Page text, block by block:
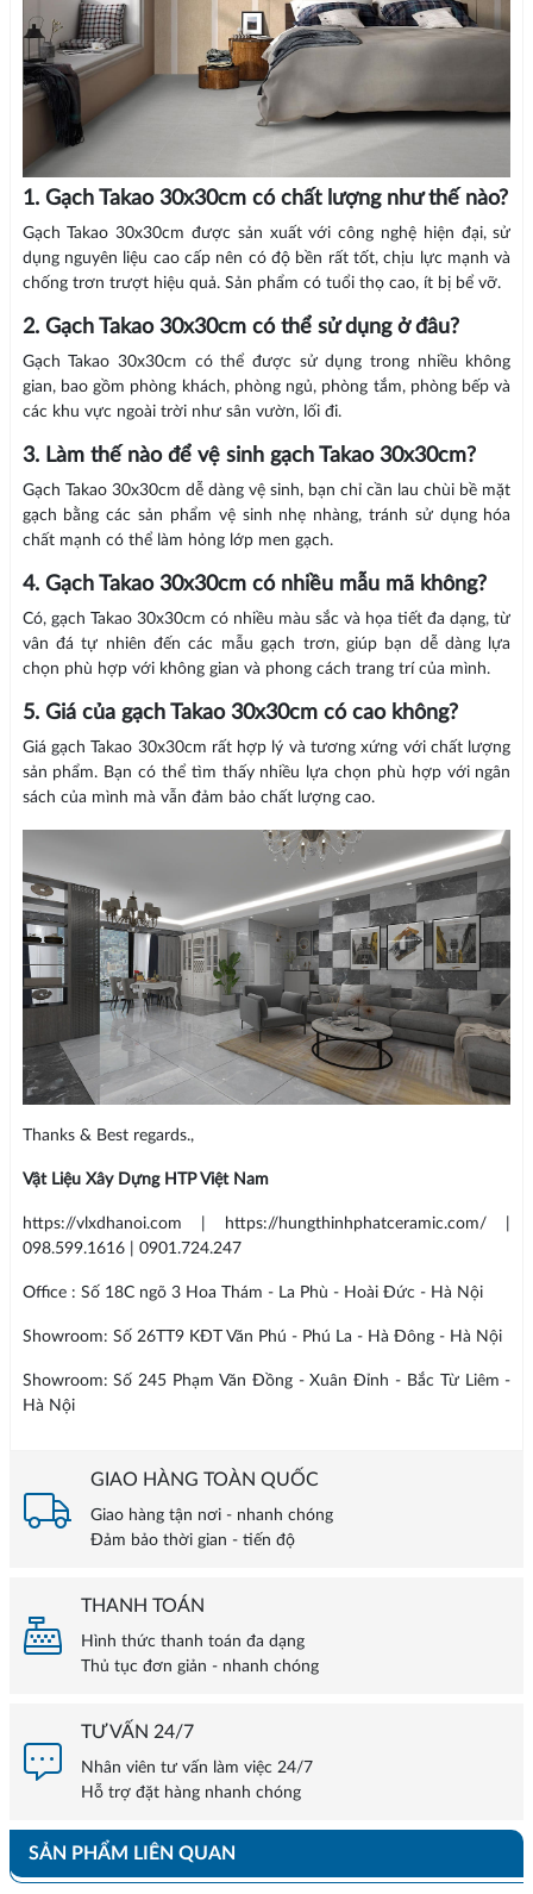
1. Gạch Takao 30x30cm có chất lượng như thế nào?
Gạch Takao 30x30cm được sản xuất với công nghệ hiện đại, sử
dụng nguyên liệu cao cấp nên có độ bền rất tốt, chịu lực mạnh và
chống trơn trượt hiệu quả. Sản phẩm có tuổi thọ cao, ít bị bể vỡ.
2. Gạch Takao 30x30cm có thể sử dụng ở đâu?
Gạch Takao 30x30cm có thể được sử dụng trong nhiều không
gian, bao gồm phòng khách, phòng ngủ, phòng tắm, phòng bếp và
các khu vực ngoài trời như sân vườn, lối đi.
3. Làm thế nào để vệ sinh gạch Takao 30x30cm?
Gạch Takao 30x30cm dễ dàng vệ sinh, bạn chỉ cần lau chùi bề mặt
gạch bằng các sản phẩm vệ sinh nhẹ nhàng, tránh sử dụng hóa
chất mạnh có thể làm hỏng lớp men gạch.
4. Gạch Takao 30x30cm có nhiều mẫu mã không?
Có, gạch Takao 30x30cm có nhiều màu sắc và họa tiết đa dạng, từ
vân đá tự nhiên đến các mẫu gạch trơn, giúp bạn dễ dàng lựa
chọn phù hợp với không gian và phong cách trang trí của mình.
5. Giá của gạch Takao 30x30cm có cao không?
Giá gạch Takao 30x30cm rất hợp lý và tương xứng với chất lượng
sản phẩm. Bạn có thể tìm thấy nhiều lựa chọn phù hợp với ngân
sách của mình mà vẫn đảm bảo chất lượng cao.
Thanks & Best regards.,
Vật Liệu Xây Dựng HTP Việt Nam
https://vlxdhanoi.com | https://hungthinhphatceramic.com/ |
098.599.1616 | 0901.724.247
Office : Số 18C ngõ 3 Hoa Thám - La Phù - Hoài Đức - Hà Nội
Showroom: Số 26TT9 KĐT Văn Phú - Phú La - Hà Đông - Hà Nội
Showroom: Số 245 Phạm Văn Đồng - Xuân Đỉnh - Bắc Từ Liêm -
Hà Nội
GIAO HÀNG TOÀN QUỐC
Giao hàng tận nơi - nhanh chóng
Đảm bảo thời gian - tiến độ
THANH TOÁN
Hình thức thanh toán đa dạng
Thủ tục đơn giản - nhanh chóng
TƯ VẤN 24/7
Nhân viên tư vấn làm việc 24/7
Hỗ trợ đặt hàng nhanh chóng
SẢN PHẨM LIÊN QUAN